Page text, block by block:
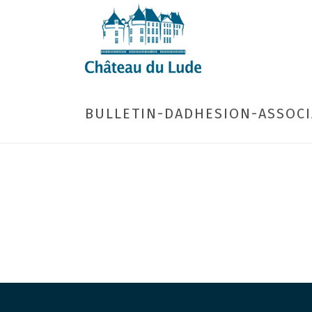
BULLETIN-DADHESION-